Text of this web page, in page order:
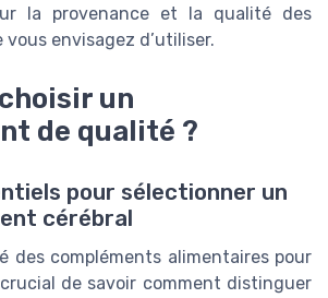
la provenance et la qualité des
envisagez d’utiliser.
un
de qualité ?
pour sélectionner un
cérébral
des compléments alimentaires pour
de savoir comment distinguer